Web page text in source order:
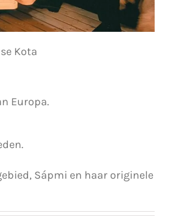
Kota
Europa.
Sápmi en haar originele